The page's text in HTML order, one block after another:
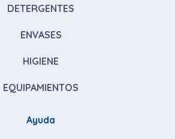
DETERGENTES
ENVASES
HIGIENE
EQUIPAMIENTOS
Ayuda